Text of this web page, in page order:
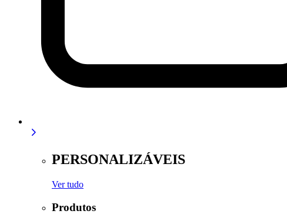
PERSONALIZÁVEIS
Ver tudo
Produtos